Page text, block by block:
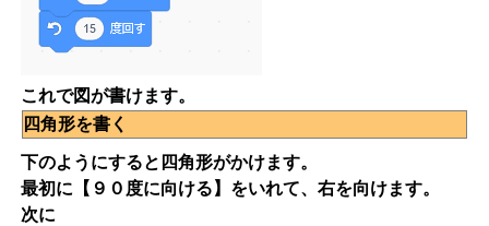
これで図が書けます。
四角形を書く
下のようにすると四角形がかけます。
最初に【９０度に向ける】をいれて、右を向けます。
次に